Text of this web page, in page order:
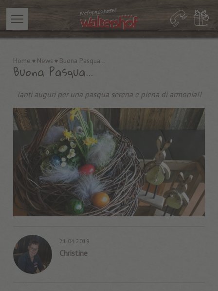
Home News Buona Pasqua...
Buona Pasqua...
Tanti auguri per una pasqua serena e piena di armonia!!
21.04.2019
Christine